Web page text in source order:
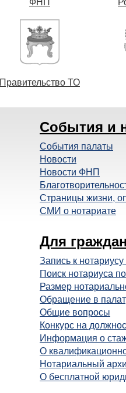
ФНП
Правительство ТО
События и
События палаты
Новости
Новости ФНП
Страницы жизни,
СМИ о нотариате
Для
Запись к нотариусу
Поиск нотариуса
Размер
Обращение в
Общие вопросы
Конкурс на
Информация о
О
Нотариальный
О бесплатной